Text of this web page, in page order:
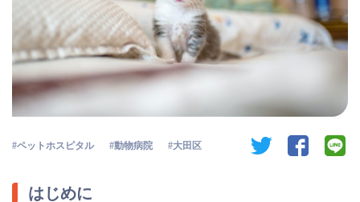
ペットホスピタル 動物病院 大田区 twitter facebook
はじめに